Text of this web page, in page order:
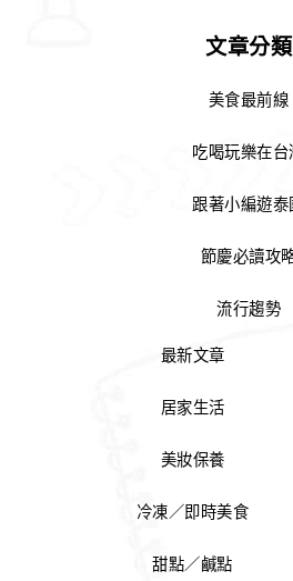
文章分類
美食最前線
吃喝玩樂在台
跟著小編遊泰
節慶必讀攻
流行趨勢
最新文章
居家生活
美妝保養
冷凍／即時美食
甜點／鹹點